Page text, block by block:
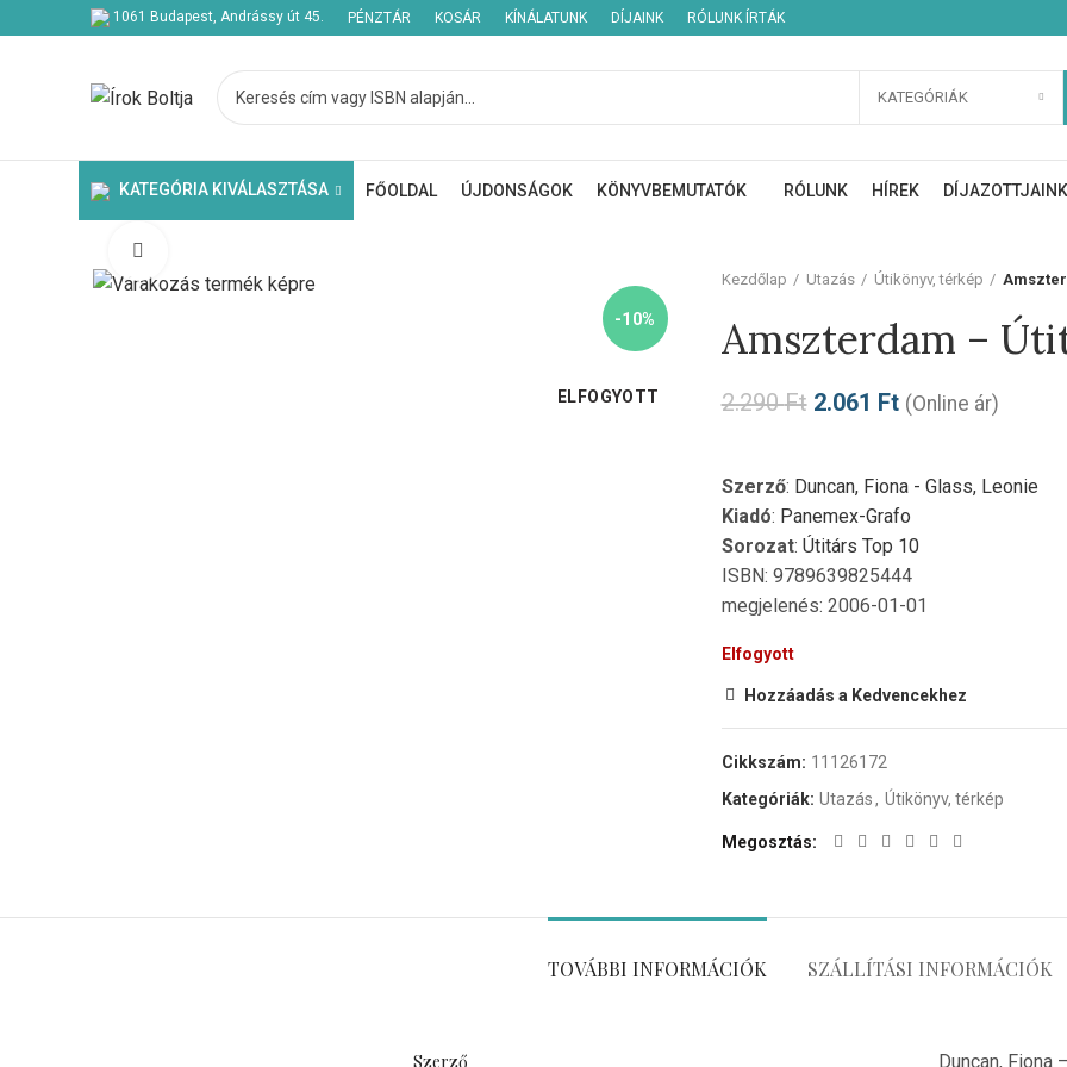
1061 Budapest, Andrássy út 45. PÉNZTÁR KOSÁR KÍNÁLATUNK DÍJAINK RÓLUNK ÍRTÁK
KATEGÓRIÁK
KATEGÓRIA KIVÁLASZTÁSA FŐOLDAL ÚJDONSÁGOK KÖNYVBEMUTATÓK RÓLUNK HÍREK DÍJAZOTTJAINK
-10%
ELFOGYOTT
Kezdőlap
Utazás Útikönyv, térkép
Amszterdam –
2.290Ft 2.061 Ft (Online ár)
Szerző: Duncan, Fiona - Glass, Leonie
Kiadó: Panemex-Grafo
Sorozat: Útitárs Top 10
ISBN: 9789639825444
megjelenés: 2006-01-01
Elfogyott
Hozzáadás a Kedvencekhez
Cikkszám: 11126172
Kategóriák: Utazás, Útikönyv, térkép
Megosztás
TOVÁBBI INFORMÁCIÓK SZÁLLÍTÁSI INFORMÁCIÓK
Szerző Duncan, Fiona
Kezdje el gépelni a keresett bejegyzések megtekintéséhez.